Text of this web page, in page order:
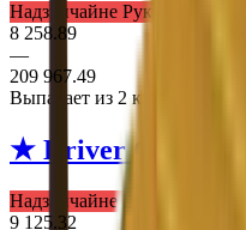
Надзвичайне Рукавички
8 258.89
—
209 967.49
Выпадает из 2 кейсів
★ Driver Gloves
Надзвичайне Рукавички
9 125.32